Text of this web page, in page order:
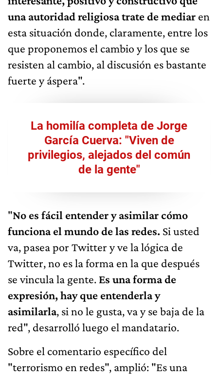
una autoridad religiosa trate de mediar en
esta situación donde, claramente, entre los
que proponemos el cambio y los que se
resisten al cambio, al discusión es bastante
fuerte y áspera".
La homilía completa de Jorge
García Cuerva: "Viven de
privilegios, alejados del común
de la gente"
"No es fácil entender y asimilar cómo
funciona el mundo de las redes. Si usted
va, pasea por Twitter y ve la lógica de
Twitter, no es la forma en la que después
se vincula la gente. Es una forma de
expresión, hay que entenderla y
asimilarla, si no le gusta, va y se baja de la
red", desarrolló luego el mandatario.
Sobre el comentario específico del
"terrorismo en redes", amplió: "Es una